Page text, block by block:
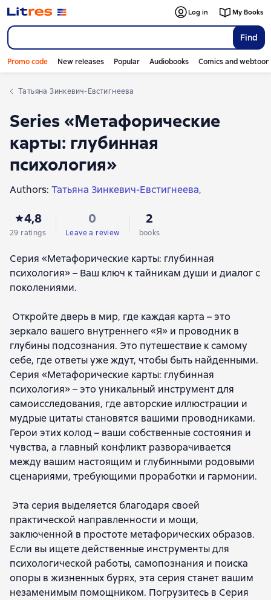
Find
Log in My Books
Promo code New releases Popular Audiobooks Comics and
Татьяна Зинкевич-Евстигнеева
Series «Метафорические
карты: глубинная
психология»
Authors: Татьяна Зинкевич-Евстигнеева
4,8
29 ratings
0
Leave a review
2
books
Серия «Метафорические карты: глубинная
психология» – Ваш ключ к тайникам души и диалог с
поколениями.
Откройте дверь в мир, где каждая карта – это
зеркало вашего внутреннего «Я» и проводник в
глубины подсознания. Это путешествие к самому
себе, где ответы уже ждут, чтобы быть найденными.
Серия «Метафорические карты: глубинная
психология» – это уникальный инструмент для
самоисследования, где авторские иллюстрации и
мудрые цитаты становятся вашими проводниками.
Герои этих колод – ваши собственные состояния и
чувства, а главный конфликт разворачивается
между вашим настоящим и глубинными родовыми
сценариями, требующими проработки и гармонии.
Эта серия выделяется благодаря своей
практической направленности и мощи,
заключенной в простоте метафорических образов.
Если вы ищете действенные инструменты для
психологической работы, самопознания и поиска
опоры в жизненных бурях, эта серия станет вашим
незаменимым помощником. Погрузитесь в Серия